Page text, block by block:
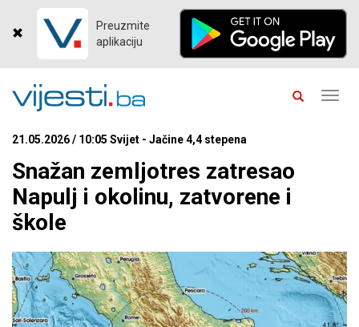
Preuzmite
aplikaciju
21.05.2026 / 10:05 Svijet - Jačine 4,4 stepena
Snažan zemljotres zatresao
Napulj i okolinu, zatvorene i
škole